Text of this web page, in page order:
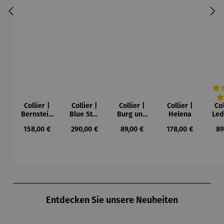
Collier |
Bernstein
Mond und
Regulärer Preis:
158,00 €
Collier |
Blue Star
Waszak
Regulärer Preis:
290,00 €
Collier |
Burg und
Paul Klee
Regulärer Preis:
89,00 €
Collier |
Helena
Regulärer Preis:
178,00 €
Entdecken Sie unsere Neuheiten